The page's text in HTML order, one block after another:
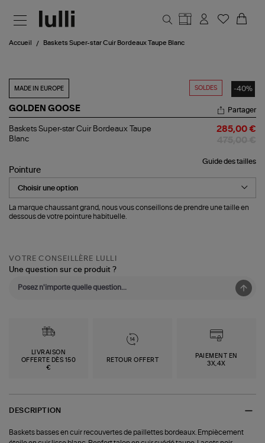
Accueil Baskets Super-star Cuir Bordeaux Taupe Blanc
SOLDES -40%
MADE IN EUROPE
GOLDEN GOOSE
Baskets
Super-
Bordeaux
Taupe
Blanc
Partager
Baskets Super-star Cuir Bordeaux Taupe
Blanc
285,00 €
Guide des tailles
Pointure
La marque chaussant grand, nous vous conseillons de prendre une taille en
dessous de votre pointure habituelle.
VOTRE CONSEILLÈRE LULLI
Une question sur ce produit ?
LIVRAISON
OFFERTE DÈS 150
€
RETOUR OFFERT
PAIEMENT EN
3X,4X
DESCRIPTION
Baskets basses en cuir recouvertes de paillettes bordeaux. Empiècement